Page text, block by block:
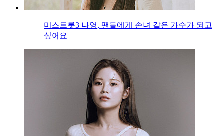
미스트롯3 나영, 팬들에게 손녀 같은 가수가 되고
싶어요